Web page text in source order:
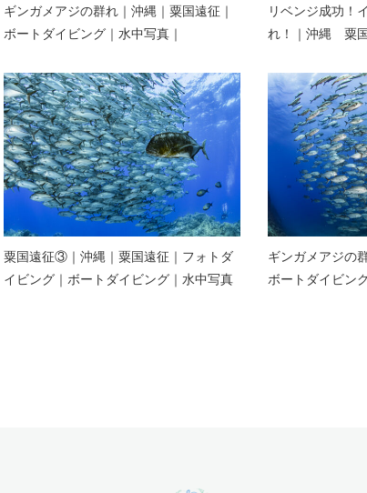
ギンガメアジの群れ｜沖縄｜粟国遠征｜
ボートダイビング｜水中写真｜
リベンジ成功！
れ！｜沖縄 粟
粟国遠征③｜沖縄｜粟国遠征｜フォトダ
イビング｜ボートダイビング｜水中写真
ギンガメアジの
ボートダイビン